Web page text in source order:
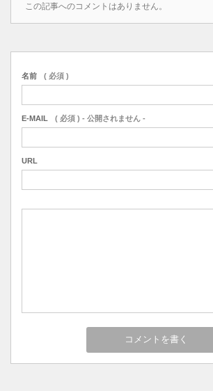
この記事へのコメントはありません。
名前 ( 必須 )
E-MAIL ( 必須 ) - 公開されません -
URL